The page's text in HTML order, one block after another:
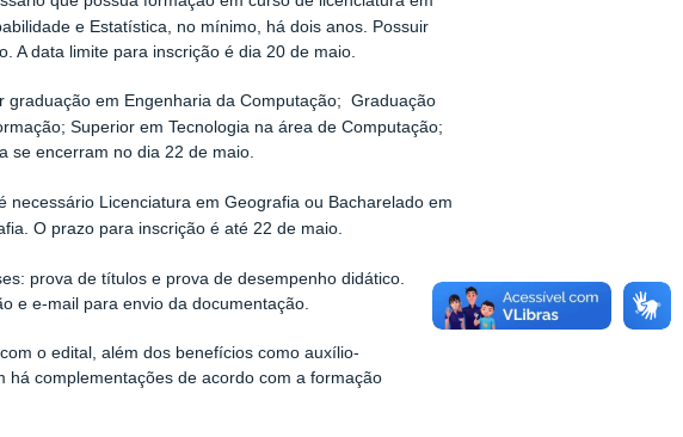
e Estatística, no mínimo, há dois anos. Possuir
A data limite para inscrição é dia 20 de maio.
graduação em Engenharia da Computação; Graduação
Superior em Tecnologia na área de Computação;
se encerram no dia 22 de maio.
necessário Licenciatura em Geografia ou Bacharelado em
O prazo para inscrição é até 22 de maio.
prova de títulos e prova de desempenho didático.
e e-mail para envio da documentação.
o edital, além dos benefícios como auxílio-
complementações de acordo com a formação